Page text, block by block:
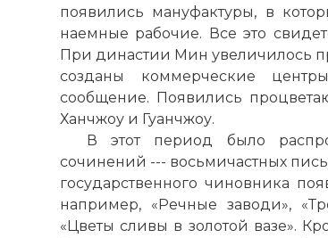
появились мануфактуры, в
наемные рабочие. Все это
При династии Мин увеличилось
созданы коммерческие
сообщение. Появились
Ханчжоу и Гуанчжоу.
В этот период было
сочинений --- восьмичастных
государственного чиновника
например, «Речные заводи»,
«Цветы сливы в золотой вазе».